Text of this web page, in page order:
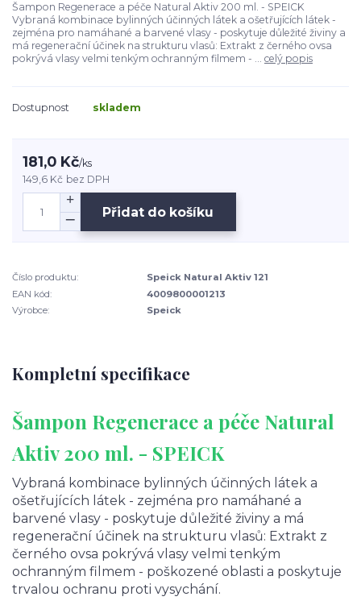
Šampon Regenerace a péče Natural Aktiv 200 ml. - SPEICK
Vybraná kombinace bylinných účinných látek a ošetřujících látek -
zejména pro namáhané a barvené vlasy - poskytuje důležité živiny a
má regenerační účinek na strukturu vlasů: Extrakt z černého ovsa
pokrývá vlasy velmi tenkým ochranným filmem - ... celý popis
Dostupnost skladem
181,0 Kč/ks
149,6 Kč bez DPH
Přidat do košíku
Číslo produktu:
Speick Natural Aktiv 121
EAN kód:
4009800001213
Výrobce:
Speick
Kompletní specifikace
Šampon Regenerace a péče Natural
Aktiv 200 ml. - SPEICK
Vybraná kombinace bylinných účinných látek a
ošetřujících látek - zejména pro namáhané a
barvené vlasy - poskytuje důležité živiny a má
regenerační účinek na strukturu vlasů: Extrakt z
černého ovsa pokrývá vlasy velmi tenkým
ochranným filmem - poškozené oblasti a poskytuje
trvalou ochranu proti vysychání.